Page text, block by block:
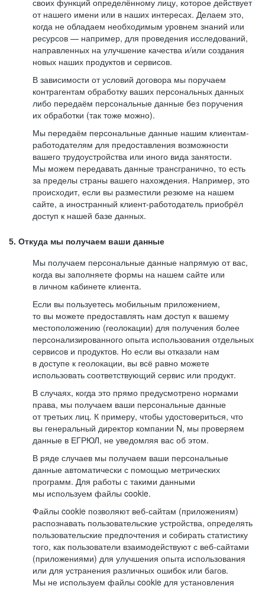
своих функций определённому лицу, которое действует
от нашего имени или в наших интересах. Делаем это,
когда не обладаем необходимым уровнем знаний или
ресурсов — например, для проведения исследований,
направленных на улучшение качества и/или создания
новых наших продуктов и сервисов.
В зависимости от условий договора мы поручаем
контрагентам обработку ваших персональных данных
либо передаём персональные данные без поручения
их обработки (так тоже можно).
Мы передаём персональные данные нашим клиентам-
работодателям для предоставления возможности
вашего трудоустройства или иного вида занятости.
Мы можем передавать данные трансгранично, то есть
за пределы страны вашего нахождения. Например, это
происходит, если вы разместили резюме на нашем
сайте, а иностранный клиент-работодатель приобрёл
доступ к нашей базе данных.
5. Откуда мы получаем ваши данные
Мы получаем персональные данные напрямую от вас,
когда вы заполняете формы на нашем сайте или
в личном кабинете клиента.
Если вы пользуетесь мобильным приложением,
то вы можете предоставлять нам доступ к вашему
местоположению (геолокации) для получения более
персонализированного опыта использования отдельных
сервисов и продуктов. Но если вы отказали нам
в доступе к геолокации, вы всё равно можете
использовать соответствующий сервис или продукт.
В случаях, когда это прямо предусмотрено нормами
права, мы получаем ваши персональные данные
от третьих лиц. К примеру, чтобы удостовериться, что
вы генеральный директор компании N, мы проверяем
данные в ЕГРЮЛ, не уведомляя вас об этом.
В ряде случаев мы получаем ваши персональные
данные автоматически с помощью метрических
программ. Для работы с такими данными
мы используем файлы cookie.
Файлы cookie позволяют веб-сайтам (приложениям)
распознавать пользовательские устройства, определять
пользовательские предпочтения и собирать статистику
того, как пользователи взаимодействуют с веб-сайтами
(приложениями) для улучшения опыта использования
или для устранения различных ошибок или багов.
Мы не используем файлы cookie для установления